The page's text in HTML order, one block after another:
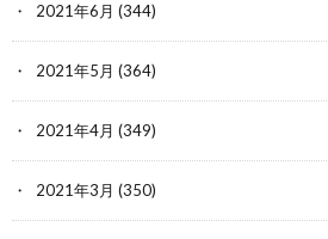
2021年6月 (344)
2021年5月 (364)
2021年4月 (349)
2021年3月 (350)